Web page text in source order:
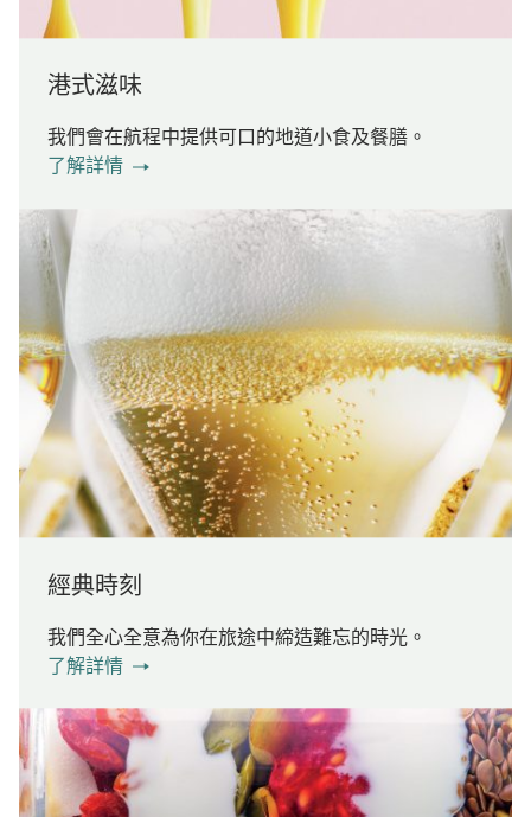
港式滋味
我們會在航程中提供可口的地道小食及餐膳。
了解詳情
經典時刻
我們全心全意為你在旅途中締造難忘的時光。
了解詳情